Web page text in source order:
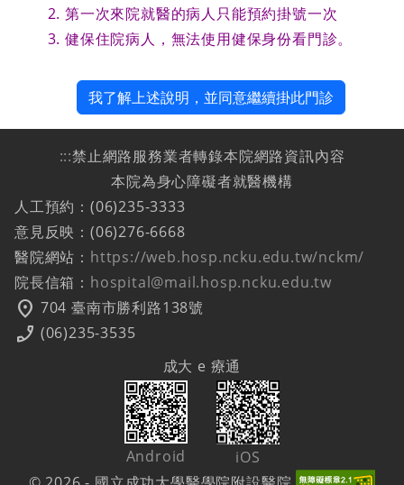
第一次來院就醫的病人只能預約掛號一次
健保住院病人，無法使用健保身份看門診。
我了解上述說明，並同意繼續掛此門診
:::禁止網路服務業者轉錄本院網路資訊內容
本院為身心障礙者就醫機構
人工預約：(06)235-3333
意見反映：(06)276-6668
醫院網站： https://web.hosp.ncku.edu.tw/nckm/
院長信箱： hospital@mail.hosp.ncku.edu.tw
location_on 704 臺南市勝利路138號
phone_enabled (06)235-3535
成大 e 療通
Android
iOS